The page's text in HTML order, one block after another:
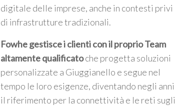
digitale delle imprese, anche in contesti privi
di infrastrutture tradizionali.
Fowhe gestisce i clienti con il proprio Team
altamente qualificatoche progetta soluzioni
personalizzate a Giuggianello e segue nel
tempo le loro esigenze, diventando negli anni
il riferimento per la connettività e le reti sugli